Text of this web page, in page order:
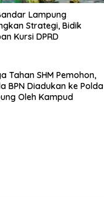
Lampung
Strategi, Bidik
Kursi DPRD
Tahan SHM Pemohon,
BPN Diadukan ke Polda
Oleh Kampud